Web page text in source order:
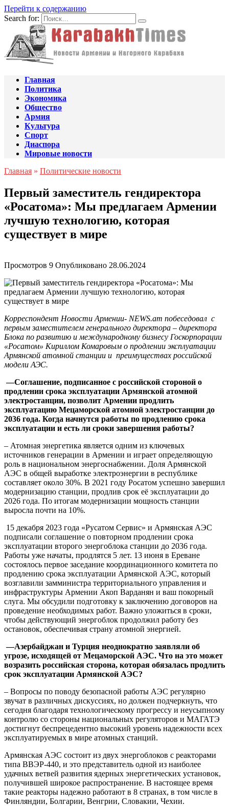
Перейти к содержанию
Search for:
Главная
Политика
Экономика
Общество
Армия
Культура
Спорт
Диаспора
Мировые новости
Главная » Политические новости
Первый заместитель гендиректора
«Росатома»: Мы предлагаем Армении
лучшую технологию, которая
существует в мире
Просмотров 9 Опубликовано 28.06.2024
Корреспондент Новости Армении- NEWS.am побеседовал с
первым заместителем генерального директора – директора
Блока по развитию и международному бизнесу Госкорпорации
«Росатом» Кириллом Комаровым о продлении эксплуатации
Армянской атомной станции и преимуществах российской
модели АЭС.
—Соглашение, подписанное с российской стороной о
продлении срока эксплуатации Армянской атомной
электростанции, позволит Армении продлить
эксплуатацию Мецаморской атомной электростанции до
2036 года. Когда начнутся работы по продлению срока
эксплуатации и есть ли сроки завершения работы?
– Атомная энергетика является одним из ключевых
источников генерации в Армении и играет определяющую
роль в национальном энергоснабжении. Доля Армянской
АЭС в общей выработке электроэнергии в республике
составляет около 30%. В 2021 году Росатом успешно завершил
модернизацию станции, продлив срок её эксплуатации до
2026 года. По итогам модернизации мощность станции
выросла почти на 10%.
15 декабря 2023 года «Русатом Сервис» и Армянская АЭС
подписали соглашение о повторном продлении срока
эксплуатации второго энергоблока станции до 2036 года.
Работы уже начаты, продлятся 5 лет. 13 июня в Ереване
состоялось первое заседание координационного комитета по
продлению срока эксплуатации Армянской АЭС, который
возглавили замминистра территориального управления и
инфраструктуры Армении Акоп Варданян и ваш покорный
слуга. Мы обсудили подготовку к заключению договоров на
проведение необходимых работ. Важно уложиться в сроки,
чтобы действующий энергоблок продолжил работу без
остановок, обеспечивая страну атомной энергией.
—Азербайджан и Турция неоднократно заявляли об
угрозе, исходящей от Мецаморской АЭС. Что на это может
возразить российская сторона, которая обязалась продлить
срок эксплуатации Армянской АЭС?
– Вопросы по поводу безопасной работы АЭС регулярно
звучат в различных дискуссиях, но должен подчеркнуть, что
сегодня благодаря технологическому прогрессу и неусыпному
контролю со стороны национальных регуляторов и МАГАТЭ
достигнут беспрецедентно высокий уровень надежности всех
эксплуатируемых в мире атомных станций.
Армянская АЭС состоит из двух энергоблоков с реакторами
типа ВВЭР-440, и это представитель одной из наиболее
удачных ветвей развития ядерных энергетических установок,
получившей широкое распространение. В настоящее время
такие реакторы надежно работают в 8 странах, в том числе в
Финляндии, Болгарии, Венгрии, Словакии, Чехии.